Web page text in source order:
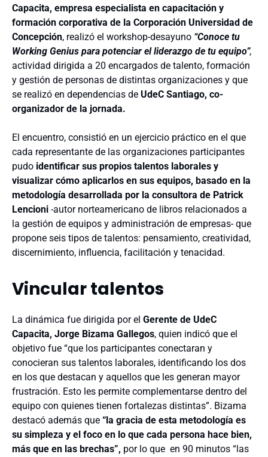
Capacita, empresa especialista en capacitación y
formación corporativa de la Corporación Universidad de
Concepción, realizó el workshop-desayuno “Conoce tu
Working Genius para potenciar el liderazgo de tu equipo”,
actividad dirigida a 20 encargados de talento, formación
y gestión de personas de distintas organizaciones y que
se realizó en dependencias de UdeC Santiago, co-
organizador de la jornada.
El encuentro, consistió en un ejercicio práctico en el que
cada representante de las organizaciones participantes
pudo identificar sus propios talentos laborales y
visualizar cómo aplicarlos en sus equipos, basado en la
metodología desarrollada por la consultora de Patrick
Lencioni -autor norteamericano de libros relacionados a
la gestión de equipos y administración de empresas- que
propone seis tipos de talentos: pensamiento, creatividad,
discernimiento, influencia, facilitación y tenacidad.
Vincular talentos
La dinámica fue dirigida por el Gerente de UdeC
Capacita, Jorge Bizama Gallegos, quien indicó que el
objetivo fue “que los participantes conectaran y
conocieran sus talentos laborales, identificando los dos
en los que destacan y aquellos que les generan mayor
frustración. Esto les permite complementarse dentro del
equipo con quienes tienen fortalezas distintas”. Bizama
destacó además que “la gracia de esta metodología es
su simpleza y el foco en lo que cada persona hace bien,
más que en las brechas”, por lo que en 90 minutos “las